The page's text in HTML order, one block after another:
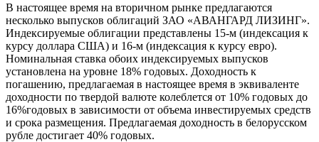
В настоящее время на вторичном рынке предлагаются
несколько выпусков облигаций ЗАО «АВАНГАРД ЛИЗИНГ».
Индексируемые облигации представлены 15-м (индексация к
курсу доллара США) и 16-м (индексация к курсу евро).
Номинальная ставка обоих индексируемых выпусков
установлена на уровне 18% годовых. Доходность к
погашению, предлагаемая в настоящее время в эквиваленте
доходности по твердой валюте колеблется от 10% годовых до
16%годовых в зависимости от объема инвестируемых средств
и срока размещения. Предлагаемая доходность в белорусском
рубле достигает 40% годовых.